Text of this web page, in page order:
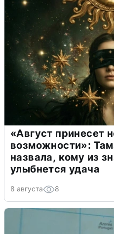
«Август принесет
возможности»:
назвала, кому из
улыбнется удача
8 августа 8